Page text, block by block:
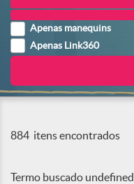
Apenas manequins
Apenas Link360
884 itens encontrados
Termo buscado undefined